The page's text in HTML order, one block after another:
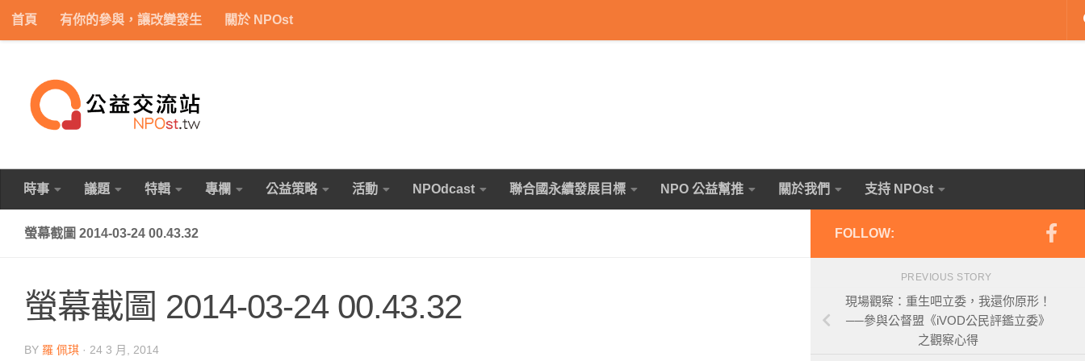
Skip to content
首頁 有你的參與，讓改變發生 關於 NPOst
時事 議題 特輯 專欄 公益策略 活動 NPOdcast 聯合國永續發展目標 NPO 公益幫推 關於我們 支持 NPOst
螢幕截圖 2014-03-24 00.43.32
螢幕截圖 2014-03-24 00.43.32
BY 羅 佩琪 · 24 3 月, 2014
FOLLOW:
PREVIOUS STORY
現場觀察：重生吧立委，我還你原形！
──參與公督盟《iVOD公民評鑑立委》
之觀察心得